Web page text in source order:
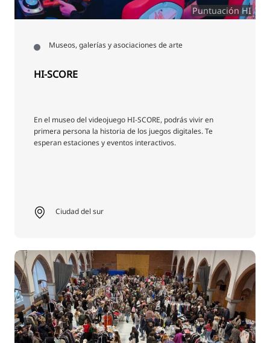
Puntuación HI
Museos, galerías y asociaciones de arte
HI-SCORE
En el museo del videojuego HI-SCORE, podrás vivir en
primera persona la historia de los juegos digitales. Te
esperan estaciones y eventos interactivos.
Ciudad del sur